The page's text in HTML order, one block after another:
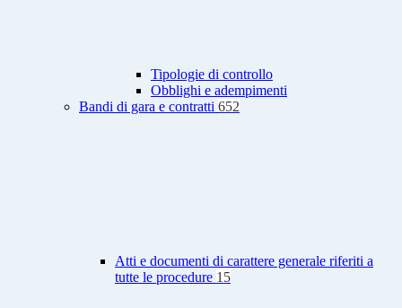
Tipologie di controllo
Obblighi e adempimenti
Bandi di gara e contratti 652
Atti e documenti di carattere generale riferiti a
tutte le procedure 15